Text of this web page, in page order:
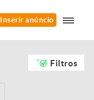
Inserir anúncio
Filtros